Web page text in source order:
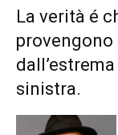
La verità é
sinistra.